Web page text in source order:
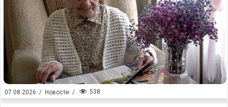
07.08.2026 / Новости / 538